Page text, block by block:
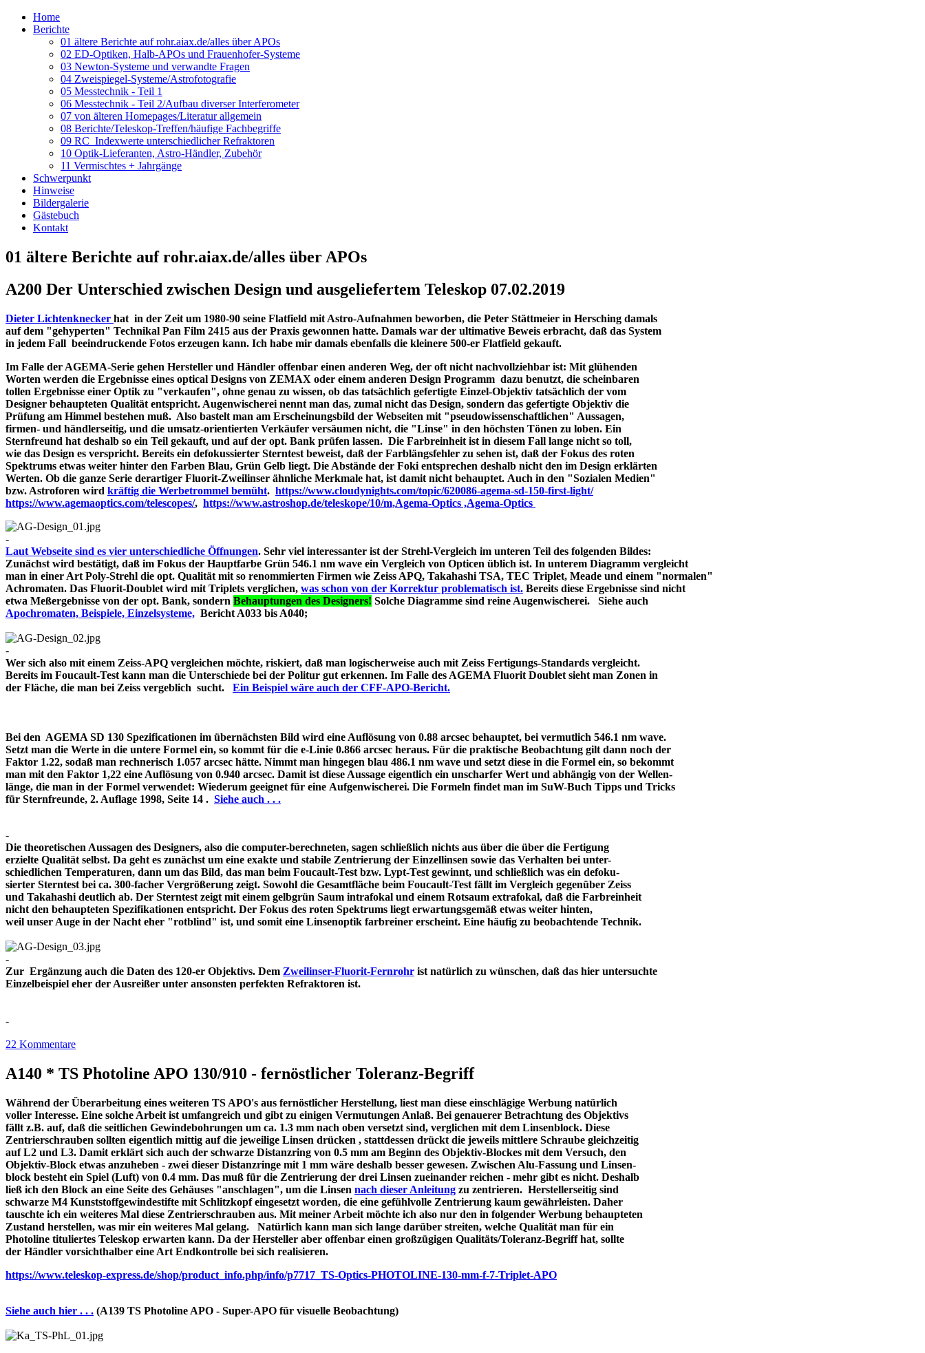
Home
Berichte
01 ältere Berichte auf rohr.aiax.de/alles über APOs
02 ED-Optiken, Halb-APOs und Frauenhofer-Systeme
03 Newton-Systeme und verwandte Fragen
04 Zweispiegel-Systeme/Astrofotografie
05 Messtechnik - Teil 1
06 Messtechnik - Teil 2/Aufbau diverser Interferometer
07 von älteren Homepages/Literatur allgemein
08 Berichte/Teleskop-Treffen/häufige Fachbegriffe
09 RC_Indexwerte unterschiedlicher Refraktoren
10 Optik-Lieferanten, Astro-Händler, Zubehör
11 Vermischtes + Jahrgänge
Schwerpunkt
Hinweise
Bildergalerie
Gästebuch
Kontakt
01 ältere Berichte auf rohr.aiax.de/alles über APOs
A200 Der Unterschied zwischen Design und ausgeliefertem Teleskop 07.02.2019
Dieter Lichtenknecker hat in der Zeit um 1980-90 seine Flatfield mit Astro-Aufnahmen beworben, die Peter Stättmeier in Hersching damals
auf dem "gehyperten" Technikal Pan Film 2415 aus der Praxis gewonnen hatte. Damals war der ultimative Beweis erbracht, daß das System
in jedem Fall beeindruckende Fotos erzeugen kann. Ich habe mir damals ebenfalls die kleinere 500-er Flatfield gekauft.
Im Falle der AGEMA-Serie gehen Hersteller und Händler offenbar einen anderen Weg, der oft nicht nachvollziehbar ist: Mit glühenden
Worten werden die Ergebnisse eines optical Designs von ZEMAX oder einem anderen Design Programm dazu benutzt, die scheinbaren
tollen Ergebnisse einer Optik zu "verkaufen", ohne genau zu wissen, ob das tatsächlich gefertigte Einzel-Objektiv tatsächlich der vom
Designer behaupteten Qualität entspricht. Augenwischerei nennt man das, zumal nicht das Design, sondern das gefertigte Objektiv die
Prüfung am Himmel bestehen muß. Also bastelt man am Erscheinungsbild der Webseiten mit "pseudowissenschaftlichen" Aussagen,
firmen- und händlerseitig, und die umsatz-orientierten Verkäufer versäumen nicht, die "Linse" in den höchsten Tönen zu loben. Ein
Sternfreund hat deshalb so ein Teil gekauft, und auf der opt. Bank prüfen lassen. Die Farbreinheit ist in diesem Fall lange nicht so toll,
wie das Design es verspricht. Bereits ein defokussierter Sterntest beweist, daß der Farblängsfehler zu sehen ist, daß der Fokus des roten
Spektrums etwas weiter hinter den Farben Blau, Grün Gelb liegt. Die Abstände der Foki entsprechen deshalb nicht den im Design erklärten
Werten. Ob die ganze Serie derartiger Fluorit-Zweilinser ähnliche Merkmale hat, ist damit nicht behauptet. Auch in den "Sozialen Medien"
bzw. Astroforen wird kräftig die Werbetrommel bemüht. https://www.cloudynights.com/topic/620086-agema-sd-150-first-light/
https://www.agemaoptics.com/telescopes/, https://www.astroshop.de/teleskope/10/m,Agema-Optics ,Agema-Optics
-
Laut Webseite sind es vier unterschiedliche Öffnungen. Sehr viel interessanter ist der Strehl-Vergleich im unteren Teil des folgenden Bildes:
Zunächst wird bestätigt, daß im Fokus der Hauptfarbe Grün 546.1 nm wave ein Vergleich von Opticen üblich ist. In unterem Diagramm vergleicht
man in einer Art Poly-Strehl die opt. Qualität mit so renommierten Firmen wie Zeiss APQ, Takahashi TSA, TEC Triplet, Meade und einem "normalen"
Achromaten. Das Fluorit-Doublet wird mit Triplets verglichen, was schon von der Korrektur problematisch ist. Bereits diese Ergebnisse sind nicht
etwa Meßergebnisse von der opt. Bank, sondern Behauptungen des Designers! Solche Diagramme sind reine Augenwischerei. Siehe auch
Apochromaten, Beispiele, Einzelsysteme, Bericht A033 bis A040;
-
Wer sich also mit einem Zeiss-APQ vergleichen möchte, riskiert, daß man logischerweise auch mit Zeiss Fertigungs-Standards vergleicht.
Bereits im Foucault-Test kann man die Unterschiede bei der Politur gut erkennen. Im Falle des AGEMA Fluorit Doublet sieht man Zonen in
der Fläche, die man bei Zeiss vergeblich sucht. Ein Beispiel wäre auch der CFF-APO-Bericht.
Bei den AGEMA SD 130 Spezificationen im übernächsten Bild wird eine Auflösung von 0.88 arcsec behauptet, bei vermutlich 546.1 nm wave.
Setzt man die Werte in die untere Formel ein, so kommt für die e-Linie 0.866 arcsec heraus. Für die praktische Beobachtung gilt dann noch der
Faktor 1.22, sodaß man rechnerisch 1.057 arcsec hätte. Nimmt man hingegen blau 486.1 nm wave und setzt diese in die Formel ein, so bekommt
man mit den Faktor 1,22 eine Auflösung von 0.940 arcsec. Damit ist diese Aussage eigentlich ein unscharfer Wert und abhängig von der Wellen-
länge, die man in der Formel verwendet: Wiederum geeignet für eine Aufgenwischerei. Die Formeln findet man im SuW-Buch Tipps und Tricks
für Sternfreunde, 2. Auflage 1998, Seite 14 . Siehe auch . . .
-
Die theoretischen Aussagen des Designers, also die computer-berechneten, sagen schließlich nichts aus über die über die Fertigung
erzielte Qualität selbst. Da geht es zunächst um eine exakte und stabile Zentrierung der Einzellinsen sowie das Verhalten bei unter-
schiedlichen Temperaturen, dann um das Bild, das man beim Foucault-Test bzw. Lypt-Test gewinnt, und schließlich was ein defoku-
sierter Sterntest bei ca. 300-facher Vergrößerung zeigt. Sowohl die Gesamtfläche beim Foucault-Test fällt im Vergleich gegenüber Zeiss
und Takahashi deutlich ab. Der Sterntest zeigt mit einem gelbgrün Saum intrafokal und einem Rotsaum extrafokal, daß die Farbreinheit
nicht den behaupteten Spezifikationen entspricht. Der Fokus des roten Spektrums liegt erwartungsgemäß etwas weiter hinten,
weil unser Auge in der Nacht eher "rotblind" ist, und somit eine Linsenoptik farbreiner erscheint. Eine häufig zu beobachtende Technik.
-
Zur Ergänzung auch die Daten des 120-er Objektivs. Dem Zweilinser-Fluorit-Fernrohr ist natürlich zu wünschen, daß das hier untersuchte
Einzelbeispiel eher der Ausreißer unter ansonsten perfekten Refraktoren ist.
-
22 Kommentare
A140 * TS Photoline APO 130/910 - fernöstlicher Toleranz-Begriff
Während der Überarbeitung eines weiteren TS APO's aus fernöstlicher Herstellung, liest man diese einschlägige Werbung natürlich
voller Interesse. Eine solche Arbeit ist umfangreich und gibt zu einigen Vermutungen Anlaß. Bei genauerer Betrachtung des Objektivs
fällt z.B. auf, daß die seitlichen Gewindebohrungen um ca. 1.3 mm nach oben versetzt sind, verglichen mit dem Linsenblock. Diese
Zentrierschrauben sollten eigentlich mittig auf die jeweilige Linsen drücken , stattdessen drückt die jeweils mittlere Schraube gleichzeitig
auf L2 und L3. Damit erklärt sich auch der schwarze Distanzring von 0.5 mm am Beginn des Objektiv-Blockes mit dem Versuch, den
Objektiv-Block etwas anzuheben - zwei dieser Distanzringe mit 1 mm wäre deshalb besser gewesen. Zwischen Alu-Fassung und Linsen-
block besteht ein Spiel (Luft) von 0.4 mm. Das muß für die Zentrierung der drei Linsen zueinander reichen - mehr gibt es nicht. Deshalb
ließ ich den Block an eine Seite des Gehäuses "anschlagen", um die Linsen nach dieser Anleitung zu zentrieren. Herstellerseitig sind
schwarze M4 Kunststoffgewindestifte mit Schlitzkopf eingesetzt worden, die eine gefühlvolle Zentrierung kaum gewährleisten. Daher
tauschte ich ein weiteres Mal diese Zentrierschrauben aus. Mit meiner Arbeit möchte ich also nur den in folgender Werbung behaupteten
Zustand herstellen, was mir ein weiteres Mal gelang. Natürlich kann man sich lange darüber streiten, welche Qualität man für ein
Photoline tituliertes Teleskop erwarten kann. Da der Hersteller aber offenbar einen großzügigen Qualitäts/Toleranz-Begriff hat, sollte
der Händler vorsichthalber eine Art Endkontrolle bei sich realisieren.
https://www.teleskop-express.de/shop/product_info.php/info/p7717_TS-Optics-PHOTOLINE-130-mm-f-7-Triplet-APO
Siehe auch hier . . . (A139 TS Photoline APO - Super-APO für visuelle Beobachtung)